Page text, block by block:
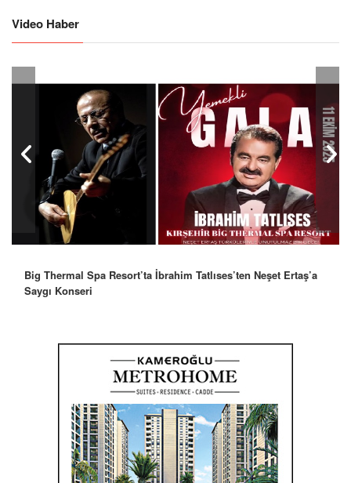
Video Haber
Big Thermal Spa Resort’ta İbrahim Tatlıses’ten Neşet Ertaş’a
Saygı Konseri